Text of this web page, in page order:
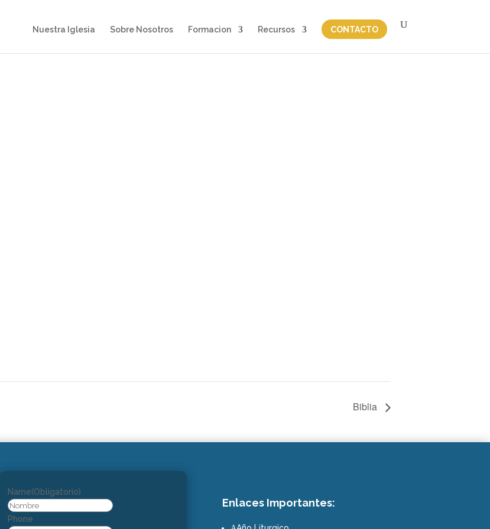
Nuestra Iglesia Sobre Nosotros Formacion Recursos CONTACTO
Biblia
Name(Obligatorio)
Nombre
Phone
Enlaces Importantes: